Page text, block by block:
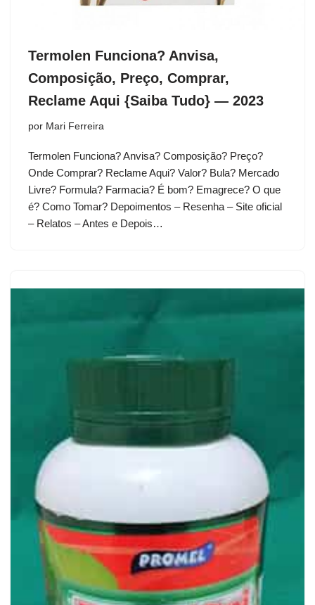
Termolen Funciona? Anvisa,
Composição, Preço, Comprar,
Reclame Aqui {Saiba Tudo} — 2023
por Mari Ferreira
Termolen Funciona? Anvisa? Composição? Preço?
Onde Comprar? Reclame Aqui? Valor? Bula? Mercado
Livre? Formula? Farmacia? É bom? Emagrece? O que
é? Como Tomar? Depoimentos – Resenha – Site oficial
– Relatos – Antes e Depois…